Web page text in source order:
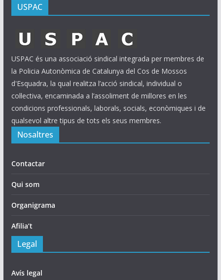
USPAC
USPAC és una associació sindical integrada per membres de
la Policia Autonòmica de Catalunya del Cos de Mossos
d'Esquadra, la qual realitza l’acció sindical, individual o
col·lectiva, encaminada a l’assoliment de millores en les
condicions professionals, laborals, socials, econòmiques i de
qualsevol altre tipus de tots els seus membres.
Nosaltres
Contactar
Qui som
Organigrama
Afilia’t
Legal
Avís legal